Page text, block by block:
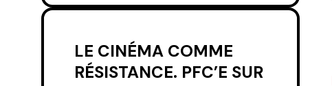
LE CINÉMA COMME
RÉSISTANCE. PFC’E SUR